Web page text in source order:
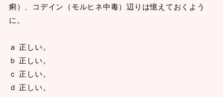
痢）、コデイン（モルヒネ中毒）辺りは憶えておくよう
に。
ａ 正しい。
ｂ 正しい。
ｃ 正しい。
ｄ 正しい。